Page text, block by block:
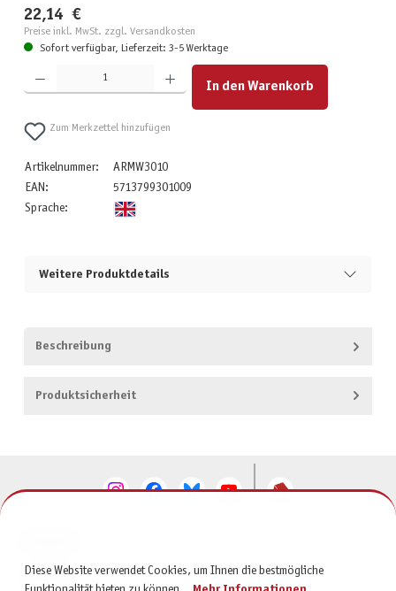
22,14 €
Preise inkl. MwSt. zzgl. Versandkosten
Sofort verfügbar, Lieferzeit: 3-5 Werktage
Produkt Anzahl: Gib den gewünschten Wert ein oder benutze die Schaltflächen um die Anzahl zu
In den Warenkorb
Zum Merkzettel hinzufügen
Artikelnummer:
ARMW3010
EAN:
5713799301009
Sprache:
Weitere Produktdetails
Beschreibung
Produktsicherheit
SERVICE
Diese Website verwendet Cookies, um Ihnen die bestmögliche